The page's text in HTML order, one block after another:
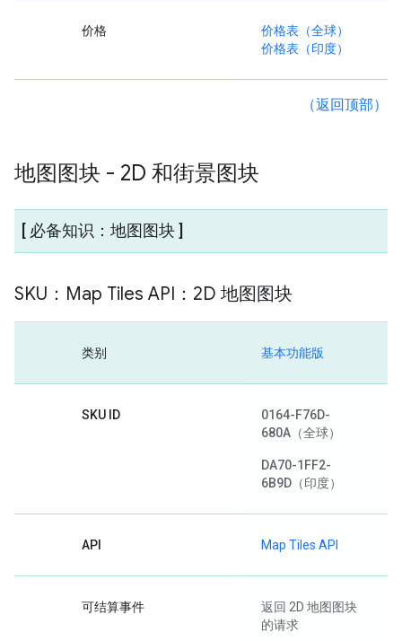
价格
价格表（全球）
价格表（印度）
（返回顶部）
地图图块 - 2D 和街景图块
[ 必备知识：地图图块 ]
SKU：Map Tiles API：2D 地图图块
类别 基本功能版
SKU ID
0164-F76D-
680A （全球）
DA70-1FF2-
6B9D （印度）
API Map Tiles API
可结算事件
返回 2D 地图图块
的请求